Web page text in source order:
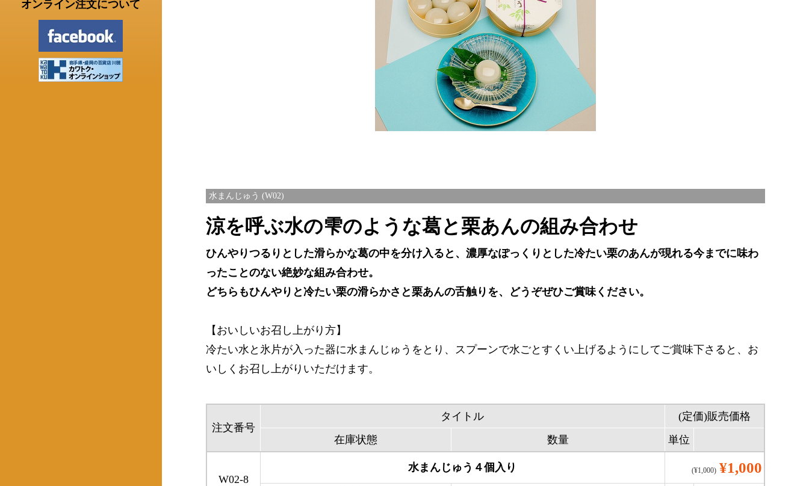
オンライン注文について
水まんじゅう (W02)
涼を呼ぶ水の雫のような葛と栗あんの組み合わせ
ひんやりつるりとした滑らかな葛の中を分け入ると、濃厚なぽっくりとした冷たい栗のあんが現れる今までに味わ
ったことのない絶妙な組み合わせ。
どちらもひんやりと冷たい栗の滑らかさと栗あんの舌触りを、どうぞぜひご賞味ください。
【おいしいお召し上がり方】
冷たい水と氷片が入った器に水まんじゅうをとり、スプーンで水ごとすくい上げるようにしてご賞味下さると、お
いしくお召し上がりいただけます。
注文番号
タイトル
(定価)販売価格
在庫状態
数量 単位
W02-8
水まんじゅう４個入り (¥1,000) ¥1,000